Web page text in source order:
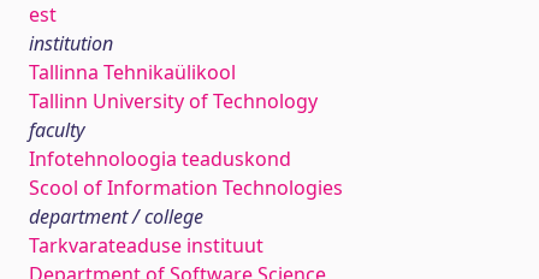
est
institution
Tallinna Tehnikaülikool
Tallinn University of Technology
faculty
Infotehnoloogia teaduskond
Scool of Information Technologies
department / college
Tarkvarateaduse instituut